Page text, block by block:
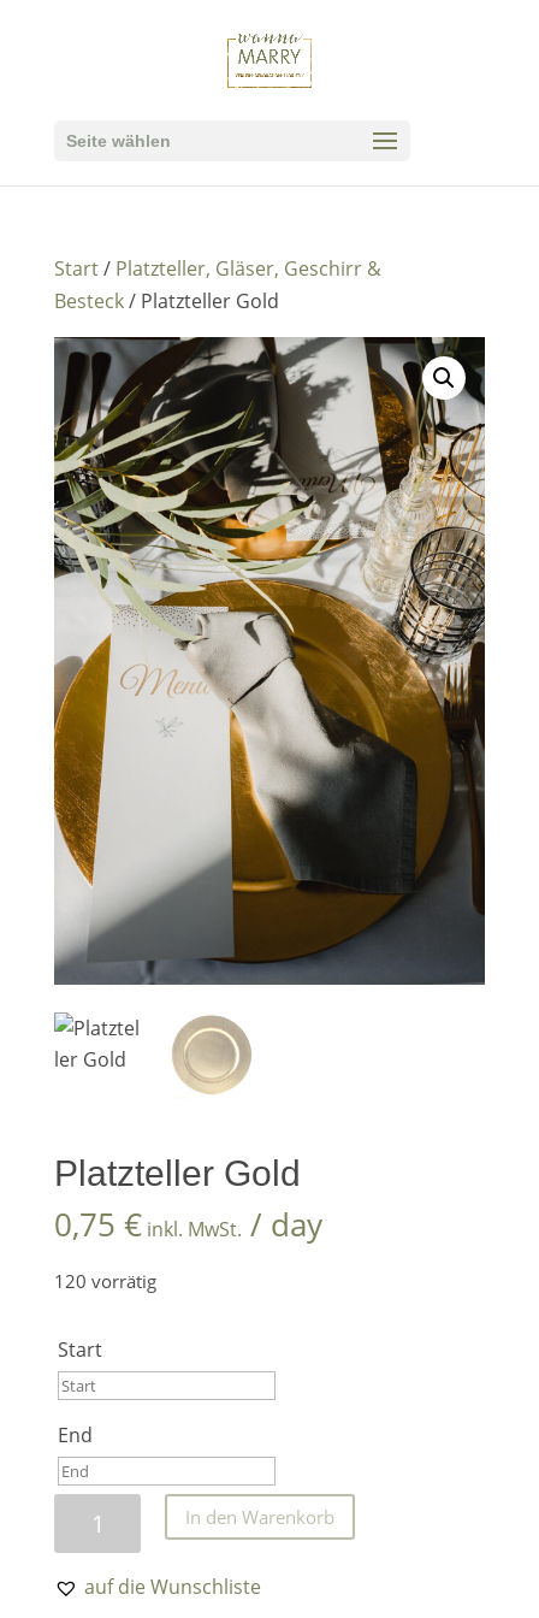
Seite wählen
Start/ Platzteller, Gläser, Geschirr &
Besteck/ Platzteller Gold
Platzteller Gold
0,75 € inkl. MwSt. / day
120 vorrätig
Start
Mo Di Mi Do Fr
27 28 29 30 31
3 4 5
End
End
August 2026
Mo Di Mi
Menge
In den Warenkorb
auf die Wunschliste